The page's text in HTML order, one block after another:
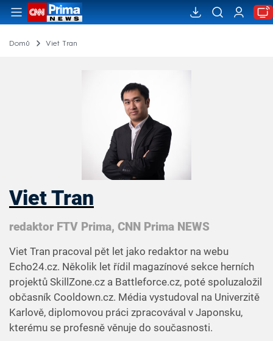
Domů Viet Tran
Viet Tran
redaktor FTV Prima, CNN Prima NEWS
Viet Tran pracoval pět let jako redaktor na webu
Echo24.cz. Několik let řídil magazínové sekce herních
projektů SkillZone.cz a Battleforce.cz, poté spoluzaložil
občasník Cooldown.cz. Média vystudoval na Univerzitě
Karlově, diplomovou práci zpracovával v Japonsku,
kterému se profesně věnuje do současnosti.